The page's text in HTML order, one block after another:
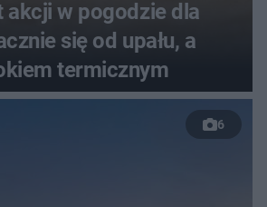
akcji w pogodzie dla
się od upału, a
termicznym
6